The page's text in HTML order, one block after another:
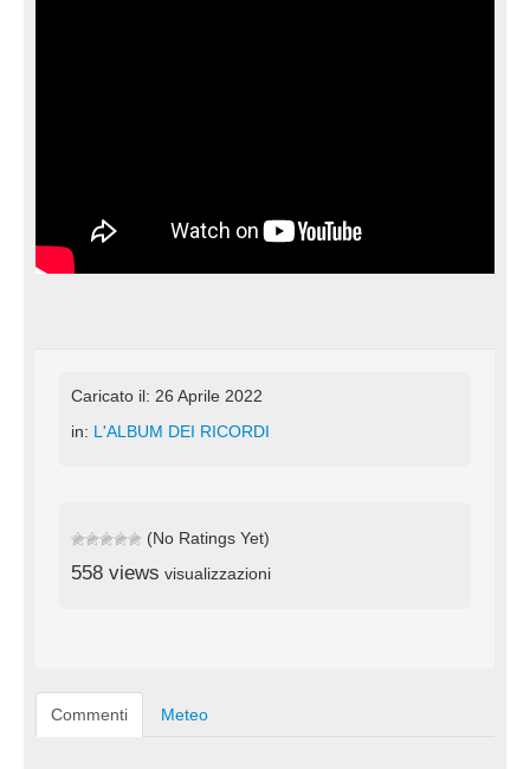
Caricato il: 26 Aprile 2022
in: L'ALBUM DEI RICORDI
(No Ratings Yet)
558 views visualizzazioni
Commenti Meteo